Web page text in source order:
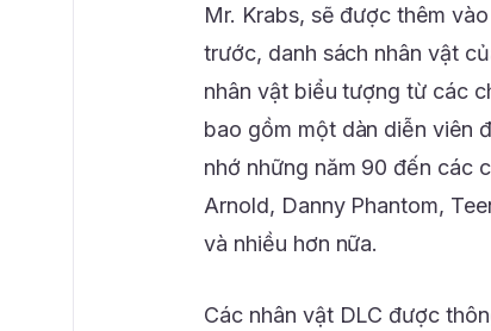
Mr. Krabs, sẽ được thêm
trước, danh sách nhân vật
nhân vật biểu tượng từ các
bao gồm một dàn diễn viên
nhớ những năm 90 đến các
Arnold, Danny Phantom,
và nhiều hơn nữa.
Các nhân vật DLC được